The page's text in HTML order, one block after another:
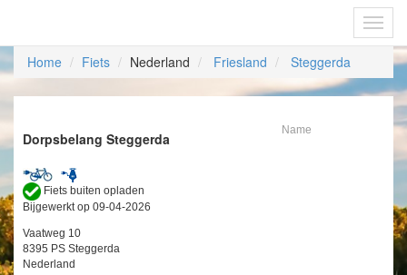
Home Fiets Nederland Friesland Steggerda
Dorpsbelang Steggerda Name
Fiets buiten opladen
Bijgewerkt op 09-04-2026
Vaatweg 10
8395 PS Steggerda
Nederland